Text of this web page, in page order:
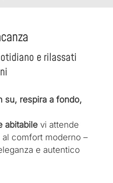
e rilassati
su, respira a fondo,
abitabilevi attende
comfort moderno –
e autentico